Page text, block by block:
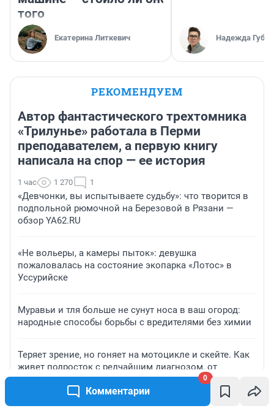
Комментарии
0
того
Екатерина Литкевич Надежда
РЕКОМЕНДУЕМ
Автор фантастического трехтомника
«Трилунье» работала в Перми
преподавателем, а первую книгу
написала на спор — ее история
1 час 1 270 1
«Девчонки, вы испытываете судьбу»: что творится в
подпольной рюмочной на Березовой в Рязани —
обзор YA62.RU
«Не вольеры, а камеры пыток»: девушка
пожаловалась на состояние экопарка «Лотос» в
Уссурийске
Муравьи и тля больше не сунут носа в ваш огород:
народные способы борьбы с вредителями без химии
Теряет зрение, но гоняет на мотоцикле и скейте. Как
живет подросток с редчайшим диагнозом, от
которого нет лекарств